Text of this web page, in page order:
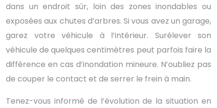
dans un endroit sûr, loin des zones inondables ou
exposées aux chutes d’arbres. Si vous avez un garage,
garez votre véhicule à l’intérieur. Surélever son
véhicule de quelques centimètres peut parfois faire la
différence en cas d’inondation mineure. N’oubliez pas
de couper le contact et de serrer le frein à main.
Tenez-vous informé de l’évolution de la situation en